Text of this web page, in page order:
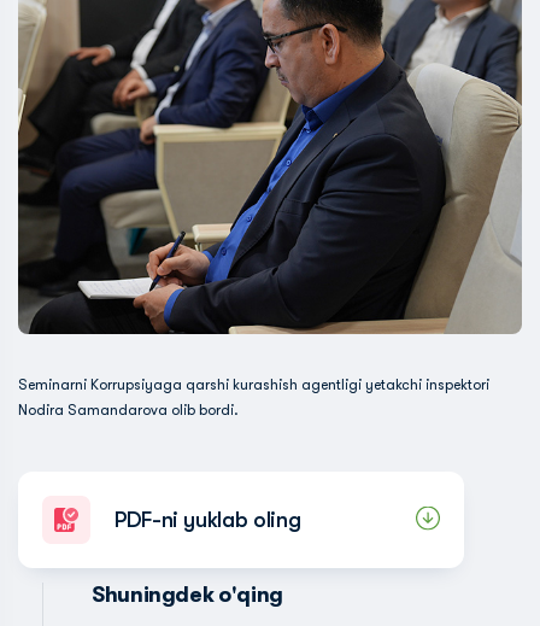
Seminarni Korrupsiyaga qarshi kurashish agentligi yetakchi inspektori
Nodira Samandarova olib bordi.
PDF-ni yuklab oling
Shuningdek o'qing